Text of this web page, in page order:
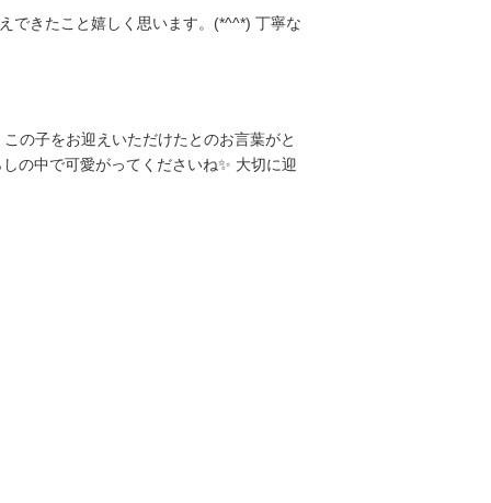
できたこと嬉しく思います。(*^^*) 丁寧な
の子をお迎えいただけたとのお言葉がと
の中で可愛がってくださいね✨ 大切に迎